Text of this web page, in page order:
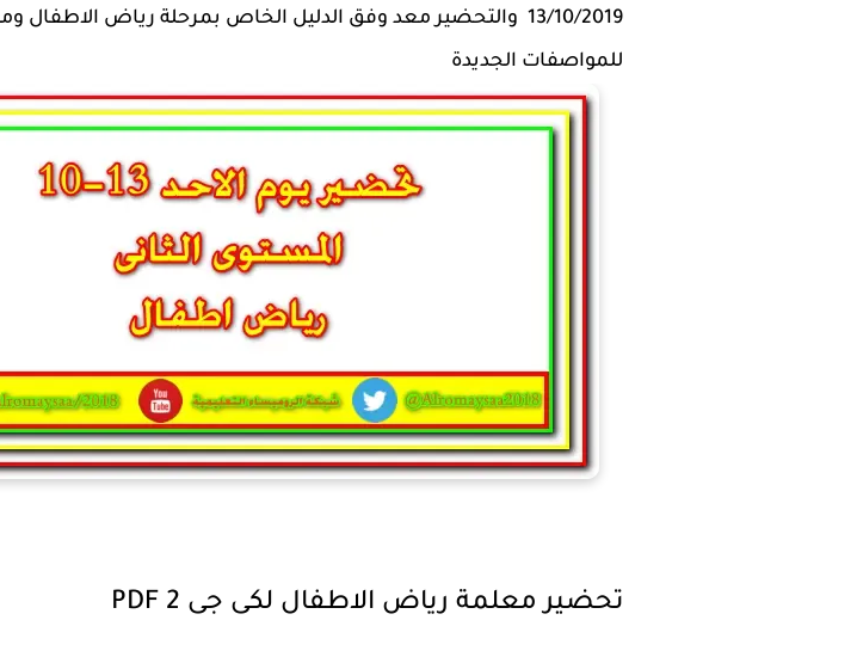
13/10/2019 والتحضير معد وفق الدليل الخاص بمرحلة رياض الاطفال
للمواصفات الجديدة
تحضير معلمة رياض الاطفال لكى جى 2 PDF